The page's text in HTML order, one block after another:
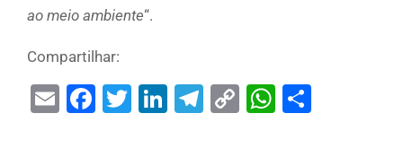
ao meio ambiente“.
Compartilhar:
EmailFacebook
Twitter
LinkedIn
Telegram
Copy